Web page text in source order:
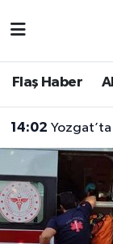
Flaş Haber
14:02 Yozgat’ta
Çorum
Çorum
Süper Lig